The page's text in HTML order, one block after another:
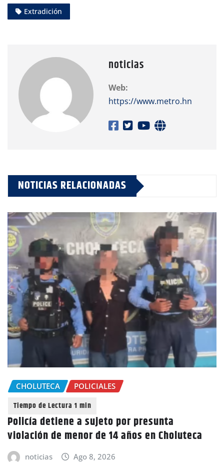
Extradición
noticias
Web:
https://www.metro.hn
NOTICIAS RELACIONADAS
CHOLUTECA POLICIALES
Policía detiene a sujeto por presunta
violación de menor de 14 años en Choluteca
noticias Ago 8, 2026